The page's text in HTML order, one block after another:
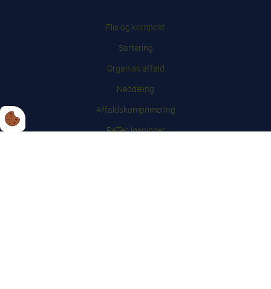
Flis og kompost
Sortering
Organisk affald
Neddeling
Affaldskomprimering
ReTec løsninger